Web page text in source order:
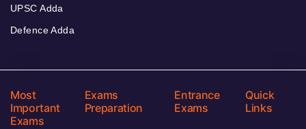
UPSC Adda
Defence Adda
Most
Important
Exams
Exams
Preparation
Entrance
Exams
Quick
Links